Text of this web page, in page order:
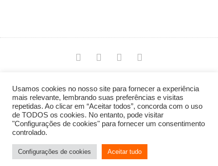
Copyright © 2021 Graça - Truques e Dicas | Desenvolvido
por:Júlio CR
Usamos cookies no nosso site para fornecer a experiência
mais relevante, lembrando suas preferências e visitas
repetidas. Ao clicar em “Aceitar todos”, concorda com o uso
de TODOS os cookies. No entanto, pode visitar
"Configurações de cookies" para fornecer um consentimento
controlado.
Configurações de cookies Aceitar tudo